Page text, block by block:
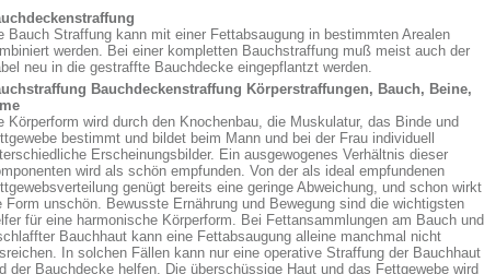
Bauch Straffung kann mit einer Fettabsaugung in bestimmten Arealen
werden. Bei einer kompletten Bauchstraffung muß meist auch der
neu in die gestraffte Bauchdecke eingepflantzt werden.
Bauchdeckenstraffung Körperstraffungen, Bauch, Beine,
Körperform wird durch den Knochenbau, die Muskulatur, das Binde und
bestimmt und bildet beim Mann und bei der Frau individuell
Erscheinungsbilder. Ein ausgewogenes Verhältnis dieser
wird als schön empfunden. Von der als ideal empfundenen
genügt bereits eine geringe Abweichung, und schon wirkt
Form unschön. Bewusste Ernährung und Bewegung sind die wichtigsten
für eine harmonische Körperform. Bei Fettansammlungen am Bauch und
Bauchhaut kann eine Fettabsaugung alleine manchmal nicht
In solchen Fällen kann nur eine operative Straffung der Bauchhaut
der Bauchdecke helfen. Die überschüssige Haut und das Fettgewebe wird